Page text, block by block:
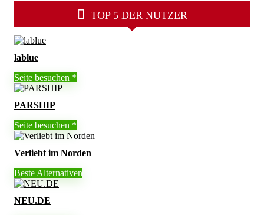
TOP 5 DER NUTZER
lablue
Seite besuchen
PARSHIP
Seite besuchen
Verliebt im Norden
Beste Alternativen
NEU.DE